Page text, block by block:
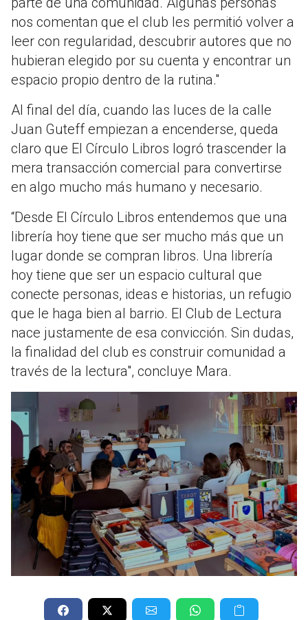
nos comentan que el club les permitió volver a
leer con regularidad, descubrir autores que no
hubieran elegido por su cuenta y encontrar un
espacio propio dentro de la rutina."
Al final del día, cuando las luces de la calle
Juan Guteff empiezan a encenderse, queda
claro que El Círculo Libros logró trascender la
mera transacción comercial para convertirse
en algo mucho más humano y necesario.
“Desde El Círculo Libros entendemos que una
librería hoy tiene que ser mucho más que un
lugar donde se compran libros. Una librería
hoy tiene que ser un espacio cultural que
conecte personas, ideas e historias, un refugio
que le haga bien al barrio. El Club de Lectura
nace justamente de esa convicción. Sin dudas,
la finalidad del club es construir comunidad a
través de la lectura", concluye Mara.